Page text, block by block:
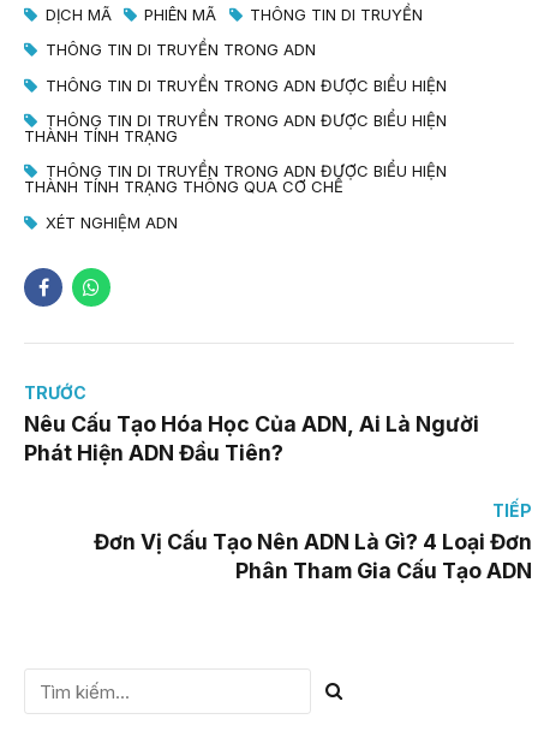
DỊCH MÃ PHIÊN MÃ
THÔNG TIN DI TRUYỀN
THÔNG TIN DI TRUYỀN TRONG ADN
THÔNG TIN DI TRUYỀN TRONG ADN ĐƯỢC BIỂU HIỆN
THÔNG TIN DI TRUYỀN TRONG ADN ĐƯỢC BIỂU HIỆN
THÀNH TÍNH TRẠNG
THÔNG TIN DI TRUYỀN TRONG ADN ĐƯỢC BIỂU HIỆN
THÀNH TÍNH TRẠNG THÔNG QUA CƠ CHẾ
XÉT NGHIỆM ADN
TRƯỚC
Nêu Cấu Tạo Hóa Học Của ADN, Ai Là Người
Phát Hiện ADN Đầu Tiên?
TIẾP
Đơn Vị Cấu Tạo Nên ADN Là Gì? 4 Loại Đơn
Phân Tham Gia Cấu Tạo ADN